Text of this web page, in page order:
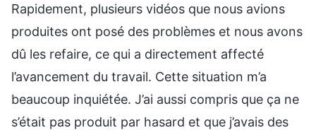
Rapidement, plusieurs vidéos que nous avions
produites ont posé des problèmes et nous avons
dû les refaire, ce qui a directement affecté
l’avancement du travail. Cette situation m’a
beaucoup inquiétée. J’ai aussi compris que ça ne
s’était pas produit par hasard et que j’avais des